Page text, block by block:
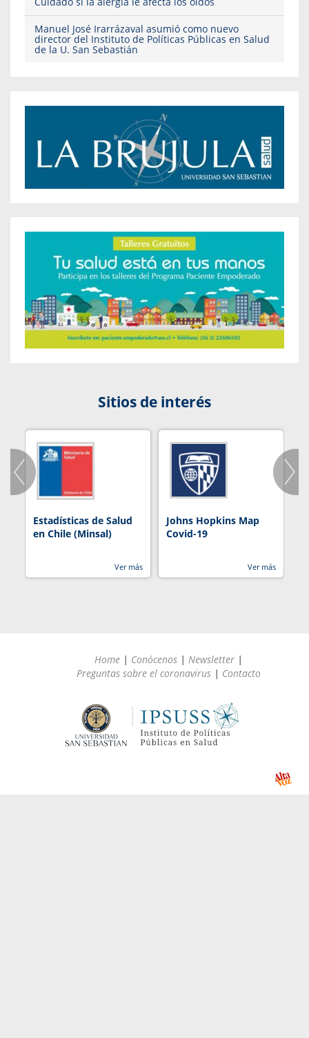
Manuel José Irarrázaval asumió como nuevo
director del Instituto de Políticas Públicas en Salud
de la U. San Sebastián
Sitios de interés
Estadísticas de Salud
en Chile (Minsal)
Ver más
Johns Hopkins Map
Covid-19
Ver más
Home | Conócenos | Newsletter |
Preguntas sobre el coronavirus | Contacto